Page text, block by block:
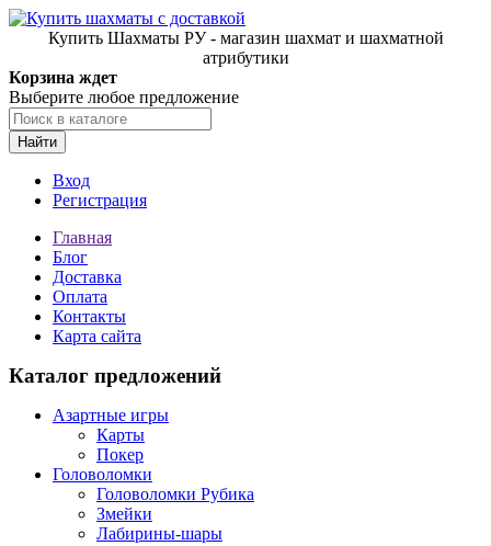
Купить Шахматы РУ - магазин шахмат и шахматной
атрибутики
Корзина ждет
Выберите любое предложение
Найти
Вход
Регистрация
Главная
Блог
Доставка
Оплата
Контакты
Карта сайта
Каталог предложений
Азартные игры
Карты
Покер
Головоломки
Головоломки Рубика
Змейки
Лабирины-шары